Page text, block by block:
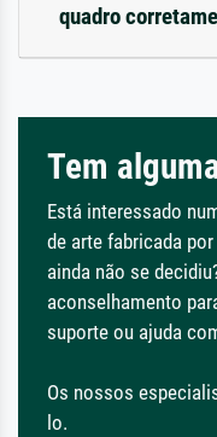
quadro
Tem
Está interessado
de arte fabricada
ainda não se
aconselhamento
suporte ou ajuda
Os nossos
lo.